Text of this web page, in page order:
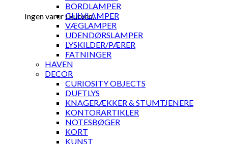
Ingen varer i kurven.
BORDLAMPER
GULVLAMPER
VÆGLAMPER
UDENDØRSLAMPER
LYSKILDER/PÆRER
FATNINGER
HAVEN
DECOR
CURIOSITY OBJECTS
DUFTLYS
KNAGERÆKKER & STUMTJENERE
KONTORARTIKLER
NOTESBØGER
KORT
KUNST